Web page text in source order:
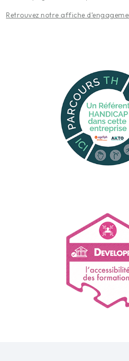
Retrouvez notre affiche